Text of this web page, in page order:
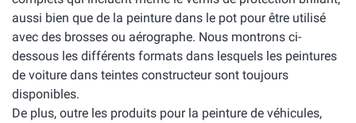
aussi bien que de la peinture dans le pot pour être utilisé
avec des brosses ou aérographe. Nous montrons ci-
dessous les différents formats dans lesquels les peintures
de voiture dans teintes constructeur sont toujours
disponibles.
De plus, outre les produits pour la peinture de véhicules,